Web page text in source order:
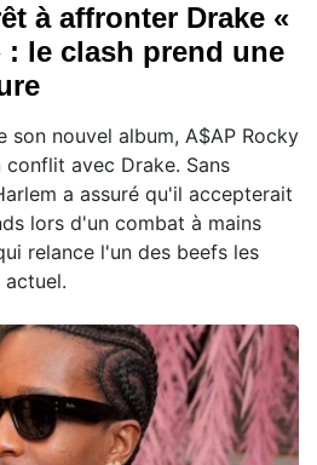
à affronter Drake «
: le clash prend une
son nouvel album, A$AP Rocky
avec Drake. Sans
a assuré qu'il accepterait
lors d'un combat à mains
relance l'un des beefs les